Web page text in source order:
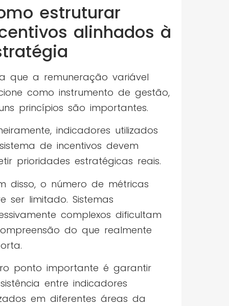
estruturar
alinhados à
que a remuneração variável
como instrumento de gestão,
princípios são importantes.
indicadores utilizados
de incentivos devem
prioridades estratégicas reais.
disso, o número de métricas
ser limitado. Sistemas
complexos dificultam
do que realmente
ponto importante é garantir
entre indicadores
em diferentes áreas da